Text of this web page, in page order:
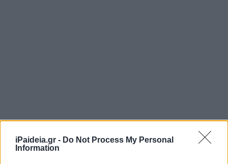
iPaideia.gr - Do Not Process My Personal
Information